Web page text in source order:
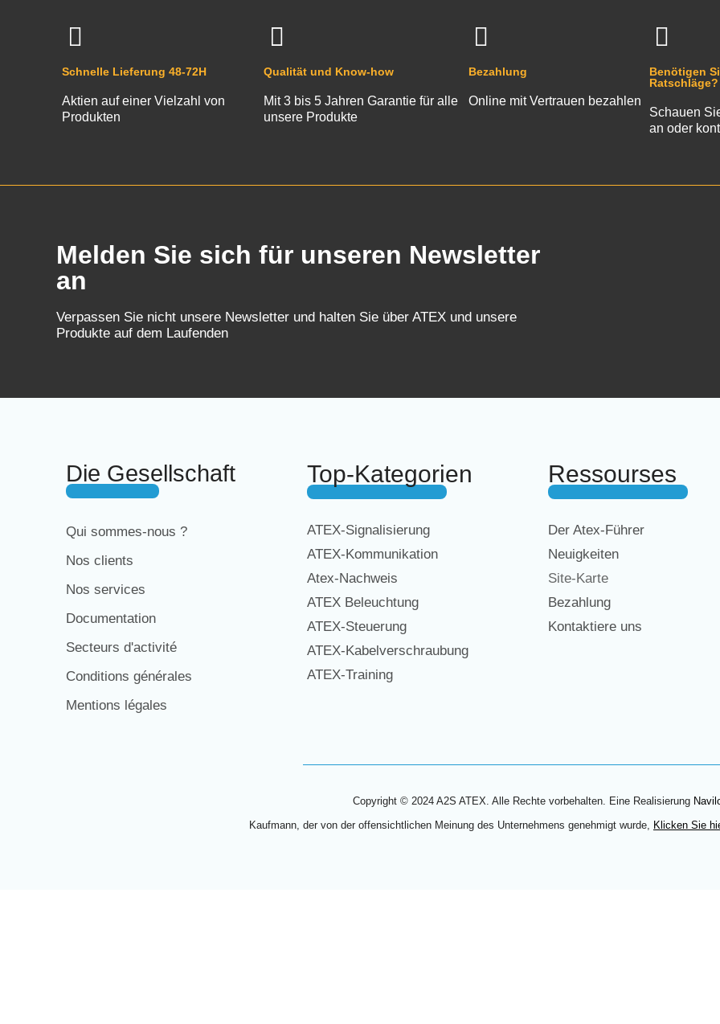
Schnelle Lieferung 48-72H
Aktien auf einer Vielzahl von
Produkten
Qualität und Know-how
Mit 3 bis 5 Jahren Garantie für alle
unsere Produkte
Bezahlung
Online mit Vertrauen bezahlen
Benötigen
Ratschläge?
Schauen
an oder
Melden Sie sich für unseren Newsletter
an
Verpassen Sie nicht unsere Newsletter und halten Sie über ATEX und unsere
Produkte auf dem Laufenden
Die Gesellschaft
Qui sommes-nous ?
Nos clients
Nos services
Documentation
Secteurs d'activité
Conditions générales
Mentions légales
Top-Kategorien
ATEX-Signalisierung
ATEX-Kommunikation
Atex-Nachweis
ATEX Beleuchtung
ATEX-Steuerung
ATEX-Kabelverschraubung
ATEX-Training
Ressourses
Der Atex-Führer
Neuigkeiten
Site-Karte
Bezahlung
Kontaktiere uns
Copyright © 2024 A2S ATEX. Alle Rechte vorbehalten. Eine Realisierung
Kaufmann, der von der offensichtlichen Meinung des Unternehmens genehmigt wurde, Klicken Sie